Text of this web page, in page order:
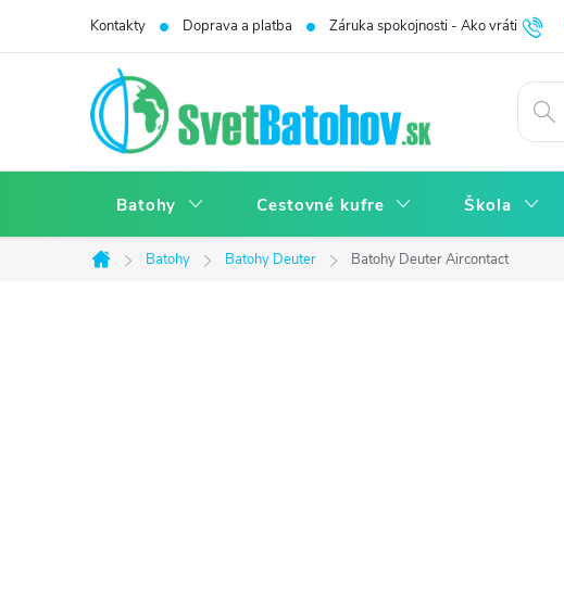
Kontakty Doprava a platba Záruka spokojnosti - Ako vrátiť
Batohy Cestovné kufre Škola
Domov
Batohy Batohy Deuter Batohy Deuter Aircontact